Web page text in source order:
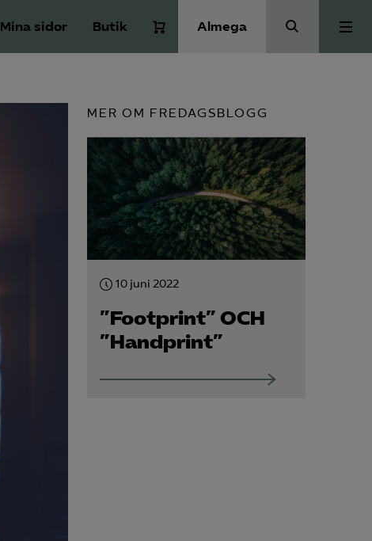
Mina sidor Butik Almega
Kontakt
Kollektivavtal och försäkringar
Aktuellt
MER OM FREDAGSBLOGG
10 juni 2022
”Footprint” OCH
”Handprint”